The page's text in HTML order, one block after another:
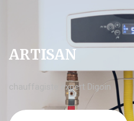
ARTISAN
chauffagiste expert Digoin